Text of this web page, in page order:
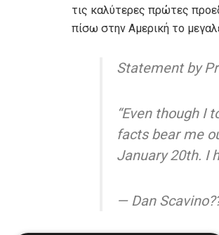
τις καλύτερες πρώτες
πίσω στην Αμερική το
Statement by
“Even though I
facts bear me
January 20th. I
— Dan